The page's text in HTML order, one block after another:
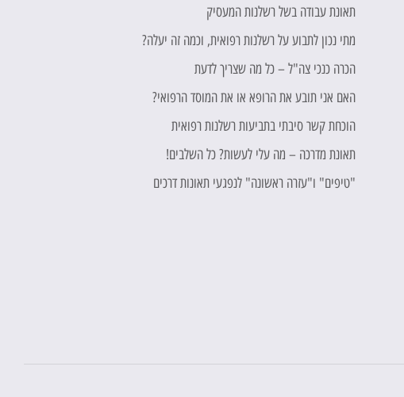
תאונת עבודה בשל רשלנות המעסיק
מתי נכון לתבוע על רשלנות רפואית, וכמה זה יעלה?
הכרה כנכי צה"ל – כל מה שצריך לדעת
האם אני תובע את הרופא או את המוסד הרפואי?
הוכחת קשר סיבתי בתביעות רשלנות רפואית
תאונת מדרכה – מה עלי לעשות? כל השלבים!
"טיפים" ו"עזרה ראשונה" לנפגעי תאונות דרכים